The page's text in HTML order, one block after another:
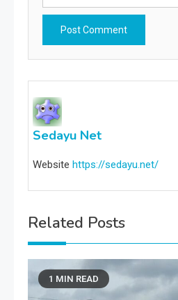
Sedayu Net
Website https://sedayu.net/
Related Posts
1 MIN READ